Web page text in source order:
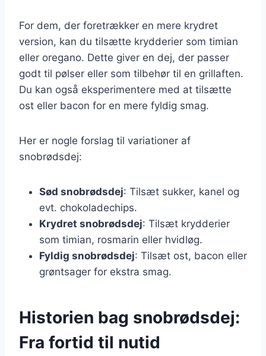
For dem, der foretrækker en mere krydret
version, kan du tilsætte krydderier som timian
eller oregano. Dette giver en dej, der passer
godt til pølser eller som tilbehør til en grillaften.
Du kan også eksperimentere med at tilsætte
ost eller bacon for en mere fyldig smag.
Her er nogle forslag til variationer af
snobrødsdej:
Sød snobrødsdej: Tilsæt sukker, kanel og
evt. chokoladechips.
Krydret snobrødsdej: Tilsæt krydderier
som timian, rosmarin eller hvidløg.
Fyldig snobrødsdej: Tilsæt ost, bacon eller
grøntsager for ekstra smag.
Historien bag snobrødsdej:
Fra fortid til nutid